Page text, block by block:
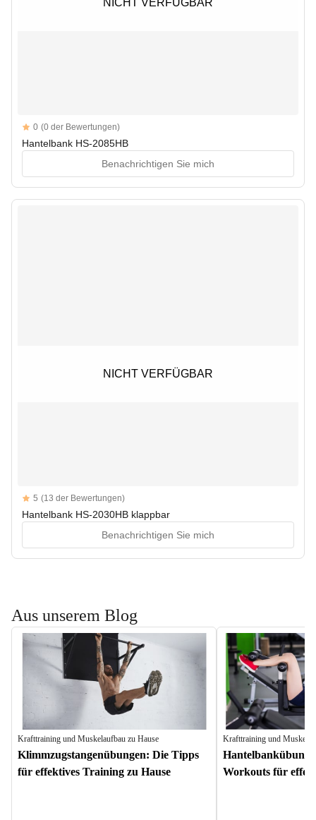
NICHT VERFÜGBAR
NICHT VERFÜGBAR
Reviews
0 (0 der Bewertungen)
Hantelbank HS-2085HB
Benachrichtigen Sie mich
NICHT VERFÜGBAR
NICHT VERFÜGBAR
Reviews
5 out of 5 stars
5 (13 der Bewertungen)
Hantelbank HS-2030HB klappbar
Benachrichtigen Sie mich
Aus unserem Blog
Krafttraining und Muskelaufbau zu Hause
Klimmzugstangenübungen: Die Tipps
für effektives Training zu Hause
Krafttraining und
Workouts für